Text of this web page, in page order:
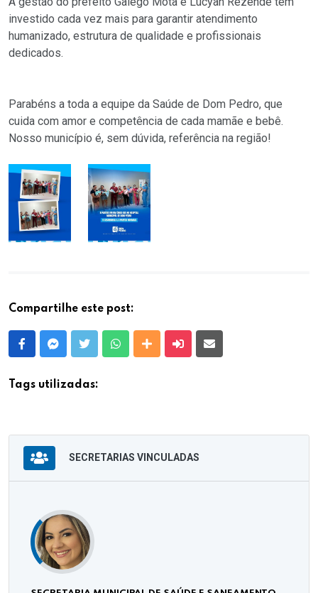
investido cada vez mais para garantir atendimento
humanizado, estrutura de qualidade e profissionais
dedicados.
Parabéns a toda a equipe da Saúde de Dom Pedro, que
cuida com amor e competência de cada mamãe e bebê.
Nosso município é, sem dúvida, referência na região!
Compartilhe este post:
FacebookMessenger
Twitter WhatsappOutras MídiasEnviar para um amigo
Tags utilizadas:
SECRETARIAS VINCULADAS